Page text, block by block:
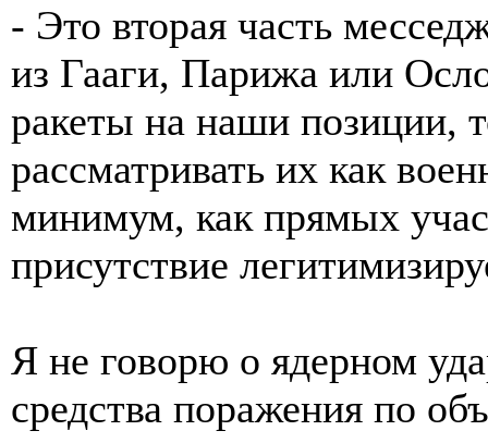
- Это вторая часть
из Гааги, Парижа или
ракеты на наши позиции,
рассматривать их как
минимум, как прямых
присутствие
Я не говорю о ядерном
средства поражения по